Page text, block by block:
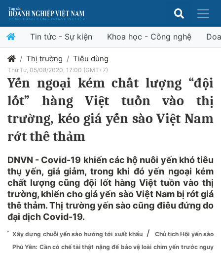
Tin tức - Sự kiện Khoa học - Công nghệ
Thị trường Tiêu dùng
Thứ Tư, 05/08/2020, 17:00 (GMT+7)
Yến ngoại kém chất lượng “đội
lốt” hàng Việt tuồn vào thị
trường, kéo giá yến sào Việt Nam
rớt thê thảm
DNVN - Covid-19 khiến các hộ nuôi yến khó tiêu
thụ yến, giá giảm, trong khi đó yến ngoại kém
chất lượng cũng đội lốt hàng Việt tuồn vào thị
trường, khiến cho giá yến sào Việt Nam bị rớt giá
thê thảm. Thị trường yến sào cũng điêu đứng do
đại dịch Covid-19.
Xây dựng chuỗi yến sào hướng tới xuất khẩu /
Chủ tịch Hội yến sào
Phú Yên: Cần có chế tài thật nặng để bảo vệ loài chim yến trước nguy